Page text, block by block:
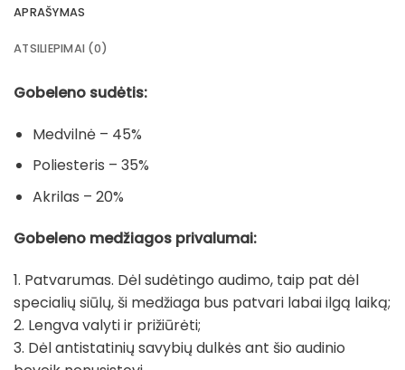
APRAŠYMAS
ATSILIEPIMAI (0)
Gobeleno sudėtis:
Medvilnė – 45%
Poliesteris – 35%
Akrilas – 20%
Gobeleno medžiagos privalumai:
1. Patvarumas. Dėl sudėtingo audimo, taip pat dėl
specialių siūlų, ši medžiaga bus patvari labai ilgą laiką;
2. Lengva valyti ir prižiūrėti;
3. Dėl antistatinių savybių dulkės ant šio audinio